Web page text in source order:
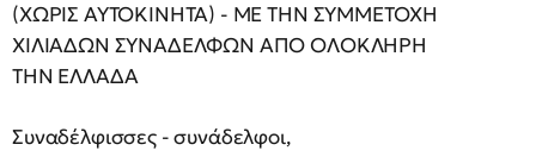
(ΧΩΡΙΣ ΑΥΤΟΚΙΝΗΤΑ) - ΜΕ ΤΗΝ ΣΥΜΜΕΤΟΧΗ
ΧΙΛΙΑΔΩΝ ΣΥΝΑΔΕΛΦΩΝ ΑΠΟ ΟΛΟΚΛΗΡΗ
ΤΗΝ ΕΛΛΑΔΑ
Συναδέλφισσες - συνάδελφοι,